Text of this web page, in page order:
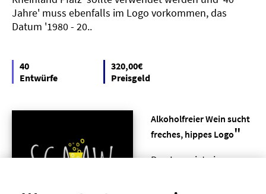
Jahre' muss ebenfalls im Logo vorkommen, das
Datum '1980 - 20..
40
Entwürfe
320,00€
Preisgeld
Alkoholfreier Wein sucht
freches, hippes Logo"
Das Logo ist eine